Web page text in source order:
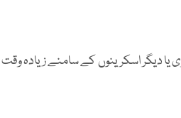
کہ ٹی وی یا دیگر اسکرینوں کے سامنے زیادہ وقت